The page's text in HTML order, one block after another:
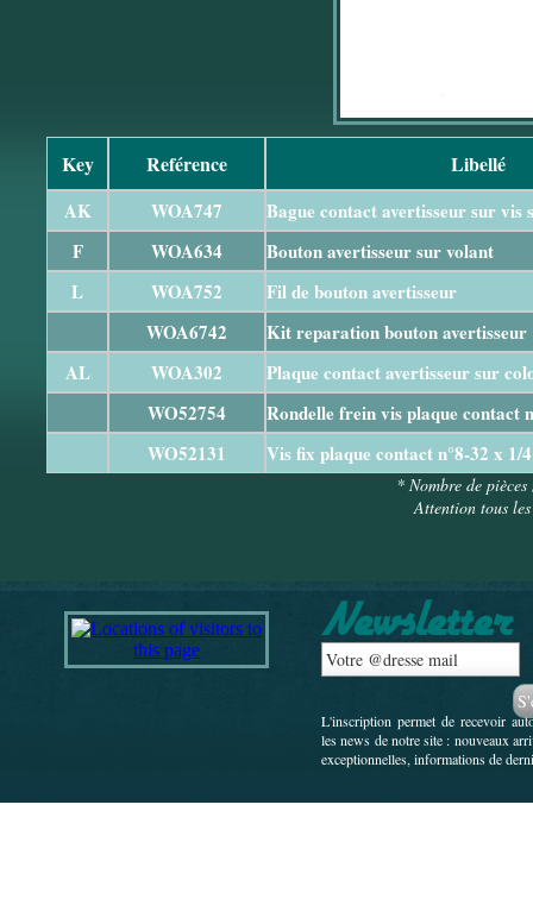
Key Reférence Libellé
AK WOA747
Bague contact avertisseur sur vis
F
WOA634
Bouton avertisseur sur volant
L
WOA752
Fil de bouton avertisseur
WOA6742
Kit reparation bouton avertisseur
AL
WOA302
Plaque contact avertisseur sur
WO52754
Rondelle frein vis plaque contact
WO52131
Vis fix plaque contact n°8-32 x 1/4
* Nombre de
Attention tous
L'inscription permet de recevoir
les news de notre site : nouveaux
exceptionnelles, informations de